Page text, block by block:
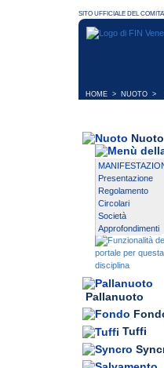
HOME > NUOTO >
Nuoto
Presentazione
Regolamento
Circolari
Società
Approfondimenti
Pallanuoto
Tuffi